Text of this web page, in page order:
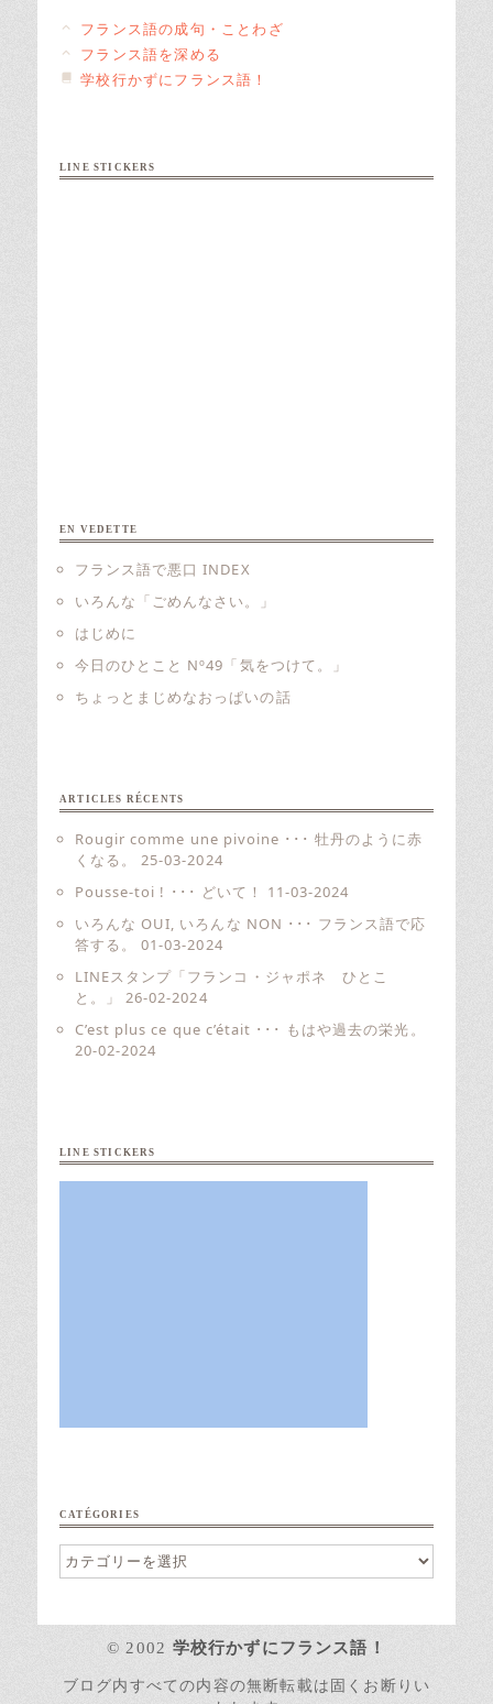
フランス語の成句・ことわざ
フランス語を深める
学校行かずにフランス語！
LINE STICKERS
EN VEDETTE
フランス語で悪口 INDEX
いろんな「ごめんなさい。」
はじめに
今日のひとこと Nº49「気をつけて。」
ちょっとまじめなおっぱいの話
ARTICLES RÉCENTS
Rougir comme une pivoine ･･･ 牡丹のように赤
くなる。
25-03-2024
Pousse-toi ! ･･･ どいて！
11-03-2024
いろんな OUI, いろんな NON ･･･ フランス語で応
答する。
01-03-2024
LINEスタンプ「フランコ・ジャポネ ひとこ
と。」
26-02-2024
C’est plus ce que c’était ･･･ もはや過去の栄光。
20-02-2024
LINE STICKERS
CATÉGORIES
© 2002 学校行かずにフランス語！
ブログ内すべての内容の無断転載は固くお断りい